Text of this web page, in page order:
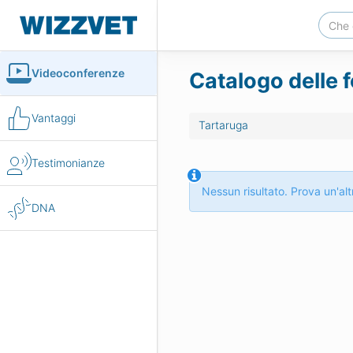
Videoconferenze
Vantaggi
Testimonianze
DNA
Catalogo delle
Tartaruga
Nessun risultato. Prova